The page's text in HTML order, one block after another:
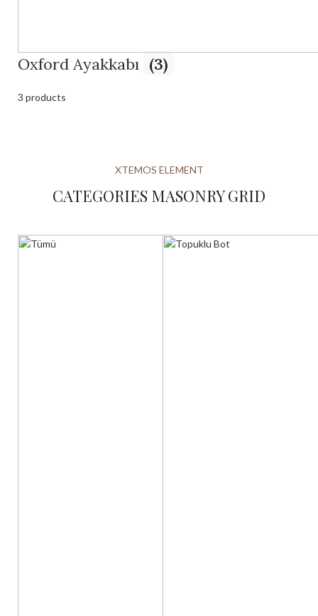
Oxford Ayakkabı (3)
3 products
XTEMOS ELEMENT
CATEGORIES MASONRY GRID